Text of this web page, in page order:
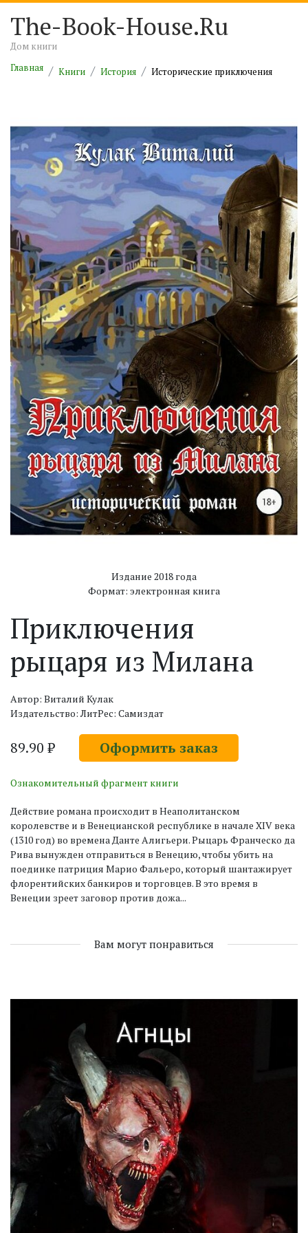
The-Book-House.Ru
Дом книги
Главная
Книги История Исторические приключения
Издание 2018 года
Формат: электронная книга
Приключения
рыцаря из Милана
Автор: Виталий Кулак
Издательство: ЛитРес: Самиздат
89.90 ₽ Оформить заказ
Ознакомительный фрагмент книги
Действие романа происходит в Неаполитанском
королевстве и в Венецианской республике в начале XIV века
(1310 год) во времена Данте Алигьери. Рыцарь Франческо да
Рива вынужден отправиться в Венецию, чтобы убить на
поединке патриция Марио Фальеро, который шантажирует
флорентийских банкиров и торговцев. В это время в
Венеции зреет заговор против дожа...
Вам могут понравиться